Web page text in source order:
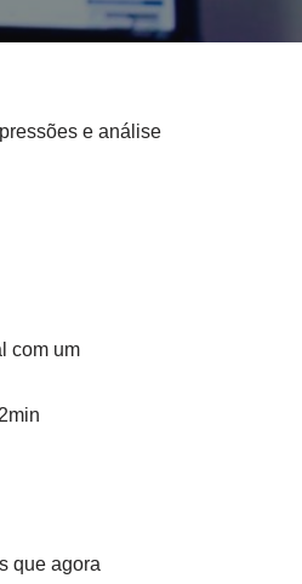
e análise
com um
que agora